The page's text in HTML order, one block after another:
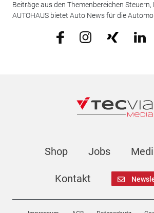
Beiträge aus den Themenbereichen Steuern,
AUTOHAUS bietet Auto News für die
Shop Jobs
Kontakt